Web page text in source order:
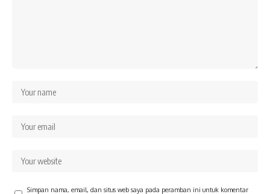
Simpan nama, email, dan situs web saya pada peramban ini untuk komentar